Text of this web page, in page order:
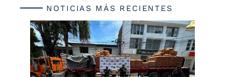
NOTICIAS MÁS RECIENTES